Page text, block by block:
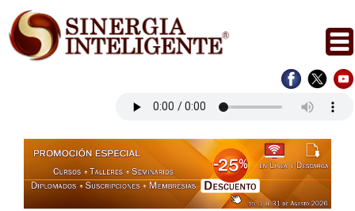
Saltar
contenido